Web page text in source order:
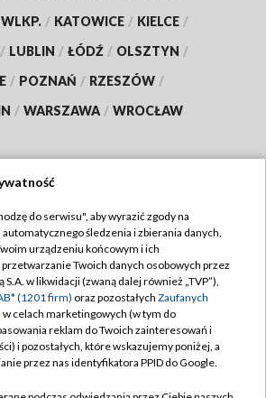
/ KATOWICE / KIELCE /
/ LUBLIN / ŁÓDŹ / OLSZTYN /
/ POZNAŃ / RZESZÓW /
/ WARSZAWA / WROCŁAW
TVP
TVP
Cyfrowa
Regulamin TVP
Polityka prywatności
Moje zgody
Pomoc
do serwisu", aby wyrazić zgody na
śledzenia i zbierania danych,
urządzeniu końcowym i ich
Twoich danych osobowych przez
S.A. w likwidacji (zwaną dalej również „TVP”),
(1201 firm) oraz pozostałych Zaufanych
w celach marketingowych (w tym do
reklam do Twoich zainteresowań i
i pozostałych, które wskazujemy poniżej, a
przez nas identyfikatora PPID do Google.